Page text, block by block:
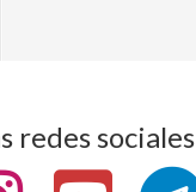
redes sociales